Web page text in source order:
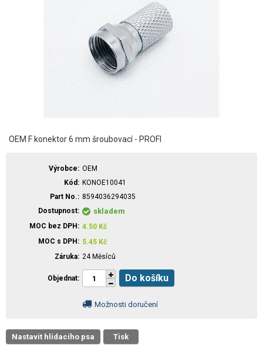
OEM F konektor 6 mm šroubovací - PROFI
Výrobce
OEM
Kód
KONOE10041
Part No.
8594036294035
Dostupnost
skladem
MOC bez DPH 4.50 Kč
MOC s DPH
5.45 Kč
Záruka 24 Měsíců
Objednat Do košíku
Možnosti doručení
Nastavit hlídacího psa Tisk